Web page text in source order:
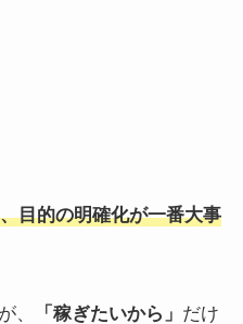
目的の明確化が一番大事
、 「稼ぎたいから」 だけ